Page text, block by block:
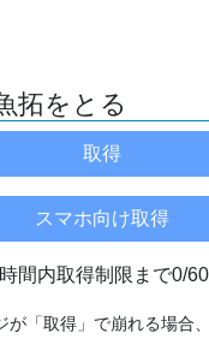
拓をとる
間内取得制限まで0/
が「取得」で崩れる場合